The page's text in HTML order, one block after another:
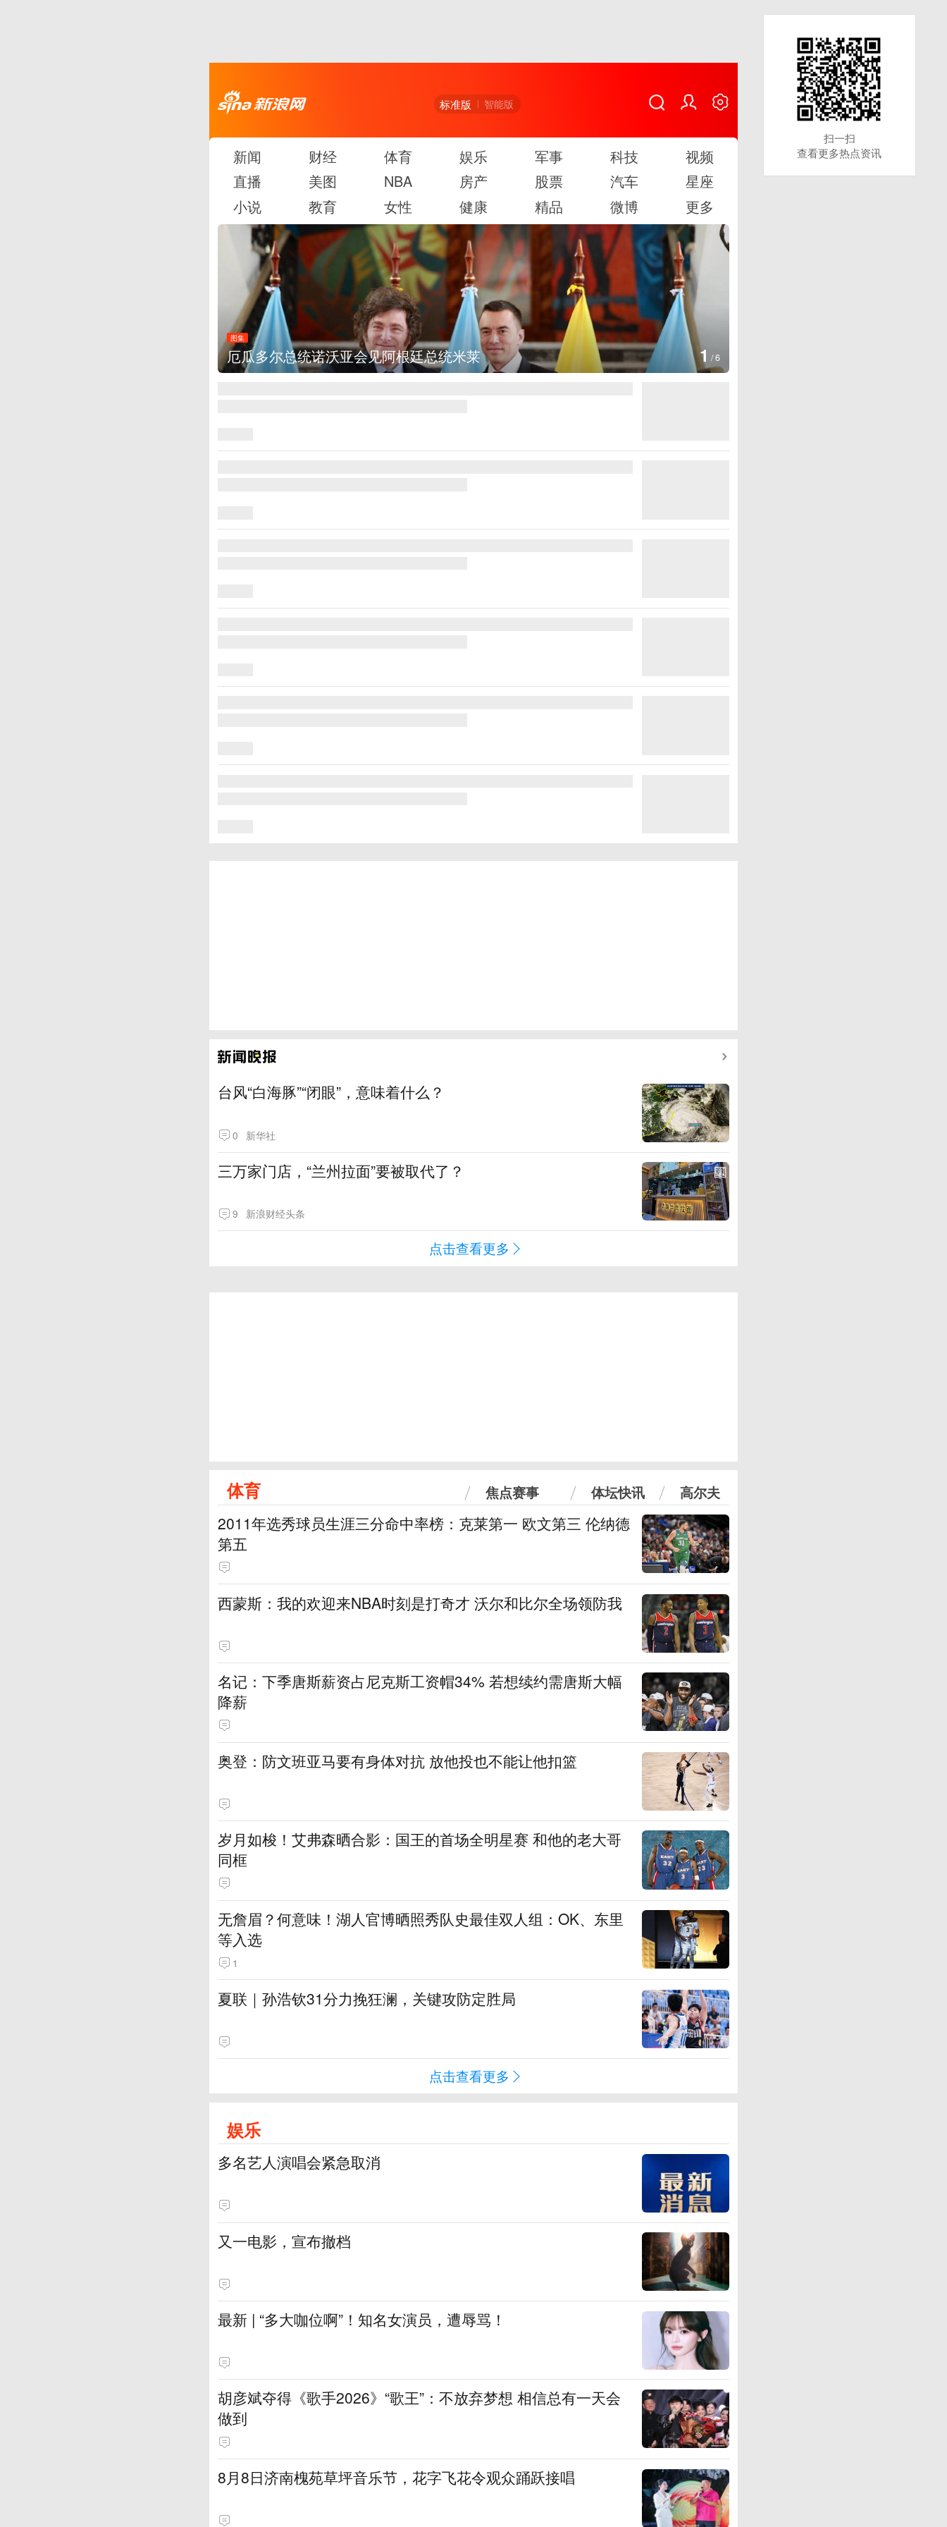
标准版 智能版
新闻 财经 体育 娱乐 军事 科技
视频
直播
美图 NBA 房产 股票 汽车
星座
小说
教育 女性 健康 精品 微博 更多
图集
厄瓜多尔总统诺沃亚会见阿根廷总统米莱 1 /6
台风“白海豚”“闭眼”，意味着什么？
0 新华社
三万家门店，“兰州拉面”要被取代了？
9 新浪财经头条
点击查看更多
体育 焦点赛事 体坛快讯 高尔夫
2011年选秀球员生涯三分命中率榜：克莱第一 欧文第三 伦纳德
第五
西蒙斯：我的欢迎来NBA时刻是打奇才 沃尔和比尔全场领防我
名记：下季唐斯薪资占尼克斯工资帽34% 若想续约需唐斯大幅
降薪
奥登：防文班亚马要有身体对抗 放他投也不能让他扣篮
岁月如梭！艾弗森晒合影：国王的首场全明星赛 和他的老大哥
同框
无詹眉？何意味！湖人官博晒照秀队史最佳双人组：OK、东里
等入选
1
夏联｜孙浩钦31分力挽狂澜，关键攻防定胜局
点击查看更多
娱乐
多名艺人演唱会紧急取消
又一电影，宣布撤档
最新 | “多大咖位啊”！知名女演员，遭辱骂！
胡彦斌夺得《歌手2026》“歌王”：不放弃梦想 相信总有一天会
做到
8月8日济南槐苑草坪音乐节，花字飞花令观众踊跃接唱
扫一扫
查看更多热点资讯
扫一扫
查看更多热点资讯